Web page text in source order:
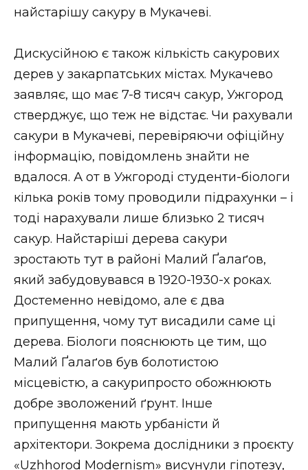
найстарішу сакуру в Мукачеві.
Дискусійною є також кількість сакурових
дерев у закарпатських містах. Мукачево
заявляє, що має 7-8 тисяч сакур, Ужгород
стверджує, що теж не відстає. Чи рахували
сакури в Мукачеві, перевіряючи офіційну
інформацію, повідомлень знайти не
вдалося. А от в Ужгороді студенти-біологи
кілька років тому проводили підрахунки – і
тоді нарахували лише близько 2 тисяч
сакур. Найстаріші дерева сакури
зростають тут в районі Малий Ґалаґов,
який забудовувався в 1920-1930-х роках.
Достеменно невідомо, але є два
припущення, чому тут висадили саме ці
дерева. Біологи пояснюють це тим, що
Малий Ґалаґов був болотистою
місцевістю, а сакурипросто обожнюють
добре зволожений ґрунт. Інше
припущення мають урбаністи й
архітектори. Зокрема дослідники з проєкту
«Uzhhorod Modernism» висунули гіпотезу,